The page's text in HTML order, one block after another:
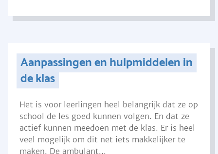
Aanpassingen en hulpmiddelen in
de klas
Het is voor leerlingen heel belangrijk dat ze op
school de les goed kunnen volgen. En dat ze
actief kunnen meedoen met de klas. Er is heel
veel mogelijk om dit net iets makkelijker te
maken. De ambulant...